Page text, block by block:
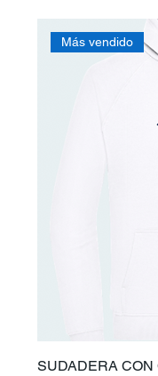
Más vendido
SUDADERA